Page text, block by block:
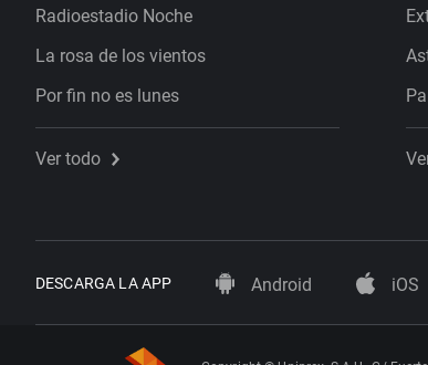
Radioestadio Noche
La rosa de los vientos
Por fin no es lunes
Ver todo
DESCARGA LA APP Android iOS